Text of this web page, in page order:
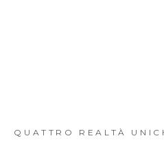
QUATTRO REALTÀ